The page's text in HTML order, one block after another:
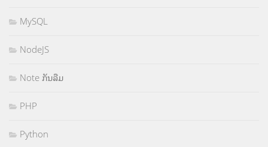
MySQL
NodeJS
Note ກັນລືມ
PHP
Python